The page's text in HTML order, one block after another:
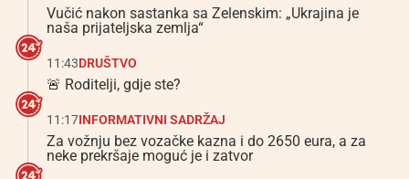
Vučić nakon sastanka sa Zelenskim: „Ukrajina je
naša prijateljska zemlja“
11:43DRUŠTVO
🚨 Roditelji, gdje ste?
11:17INFORMATIVNI SADRŽAJ
Za vožnju bez vozačke kazna i do 2650 eura, a za
neke prekršaje moguć je i zatvor